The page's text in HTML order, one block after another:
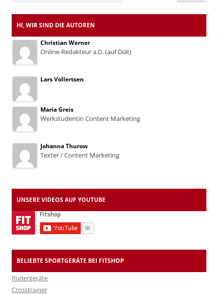
HI, WIR SIND DIE AUTOREN
Christian Werner
Online-Redakteur a.D. (auf Diät)
Lars Vollertsen
Maria Greis
Werkstudentin Content Marketing
Johanna Thurow
Texter / Content Marketing
UNSERE VIDEOS AUF YOUTUBE
BELIEBTE SPORTGERÄTE BEI FITSHOP
Rudergeräte
Crosstrainer